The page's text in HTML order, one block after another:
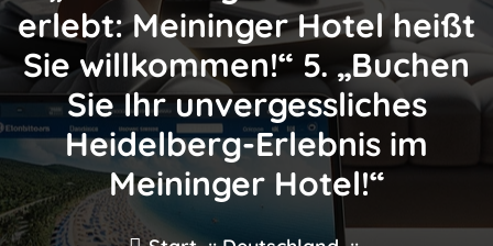
erlebt: Meininger Hotel heißt
Sie willkommen!“ 5. „Buchen
Sie Ihr unvergessliches
Heidelberg-Erlebnis im
Meininger Hotel!“